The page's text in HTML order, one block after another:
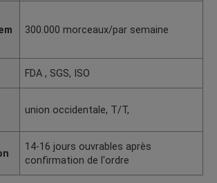
300.000 morceaux/par semaine
FDA , SGS, ISO
union occidentale, T/T,
14-16 jours ouvrables après
confirmation de l'ordre